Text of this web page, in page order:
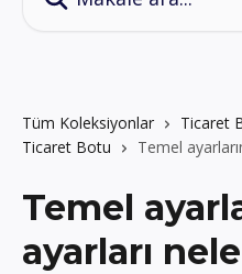
Tüm Koleksiyonlar
Ticaret
Ticaret Botu
Temel
Temel
ayarları